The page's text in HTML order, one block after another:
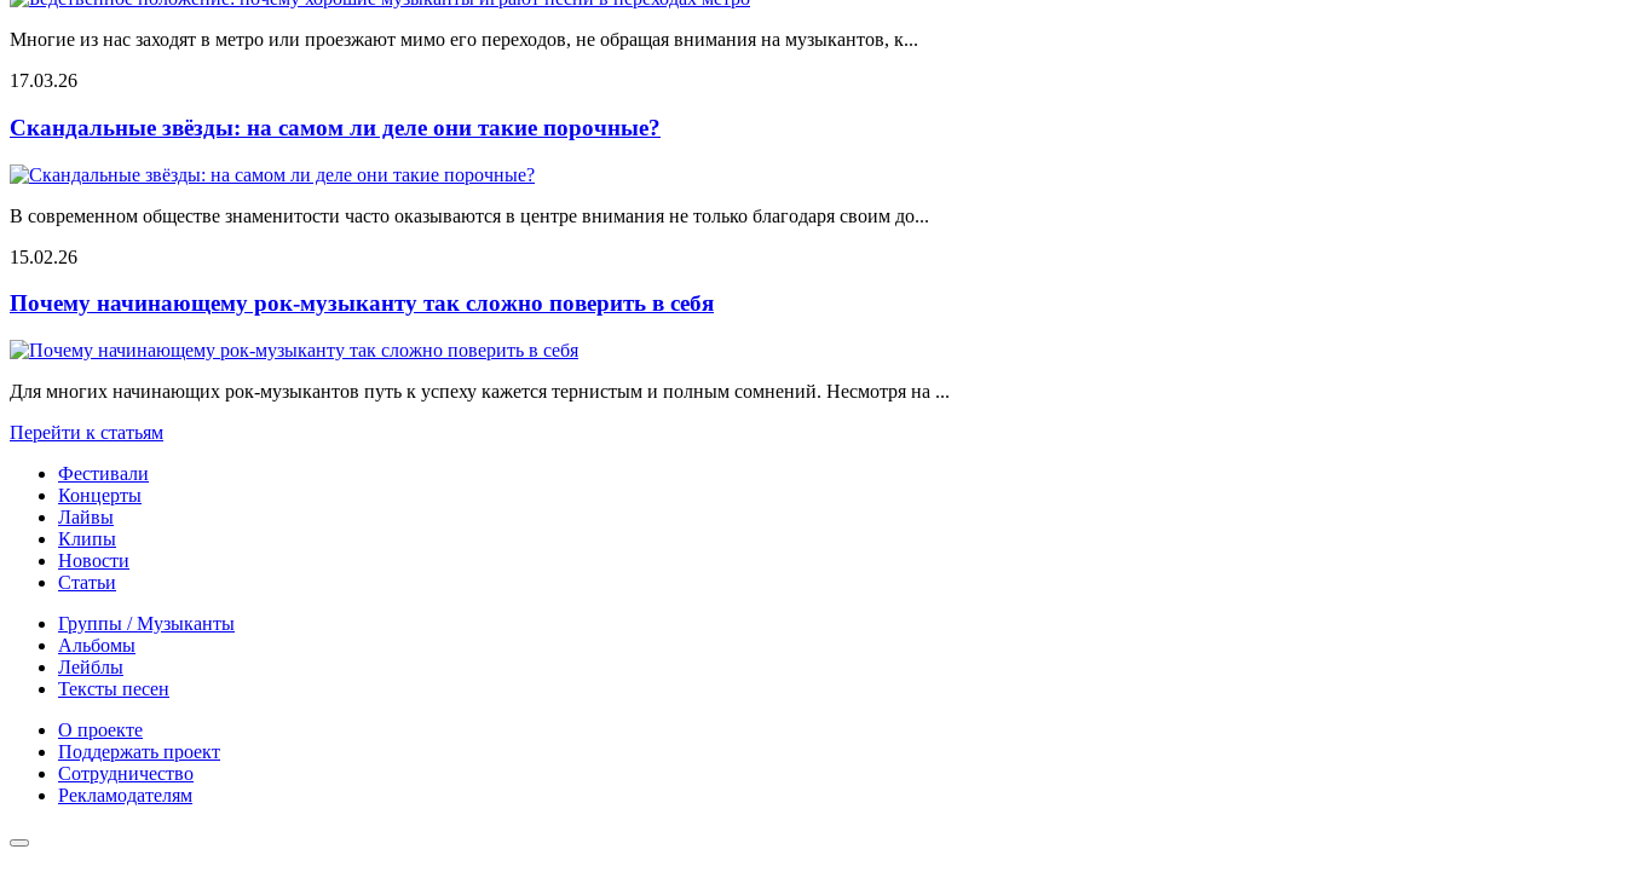
Многие из нас заходят в метро или проезжают мимо его переходов, не обращая внимания на музыкантов, к...
17.03.26
Скандальные звёзды: на самом ли деле они такие порочные?
В современном обществе знаменитости часто оказываются в центре внимания не только благодаря своим до...
15.02.26
Почему начинающему рок-музыканту так сложно поверить в себя
Для многих начинающих рок-музыкантов путь к успеху кажется тернистым и полным сомнений. Несмотря на ...
Перейти к статьям
Фестивали
Концерты
Лайвы
Клипы
Новости
Статьи
Группы / Музыканты
Альбомы
Лейблы
Тексты песен
О проекте
Поддержать проект
Сотрудничество
Рекламодателям